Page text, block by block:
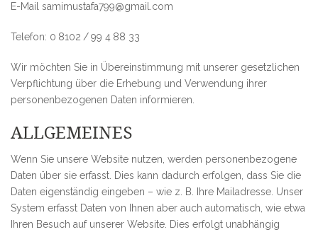
E-Mail samimustafa799@gmail.com
Telefon: 0 8102 / 99 4 88 33
Wir möchten Sie in Übereinstimmung mit unserer gesetzlichen
Verpflichtung über die Erhebung und Verwendung ihrer
personenbezogenen Daten informieren.
ALLGEMEINES
Wenn Sie unsere Website nutzen, werden personenbezogene
Daten über sie erfasst. Dies kann dadurch erfolgen, dass Sie die
Daten eigenständig eingeben – wie z. B. Ihre Mailadresse. Unser
System erfasst Daten von Ihnen aber auch automatisch, wie etwa
Ihren Besuch auf unserer Website. Dies erfolgt unabhängig